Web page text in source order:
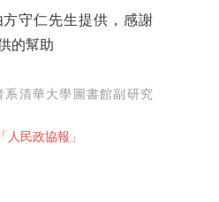
守仁先生提供，感謝
的幫助
清華大學圖書館副研究
人民政協報」